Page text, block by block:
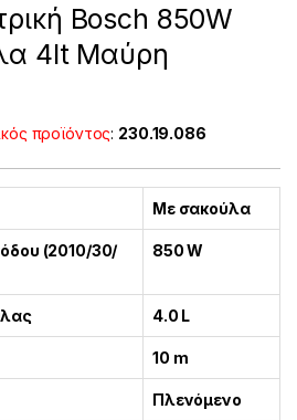
Bosch 850W
4lt Μαύρη
προϊόντος: 230.19.086
Με σακούλα
(2010/30/
850 W
4.0 L
10 m
Πλενόμενο